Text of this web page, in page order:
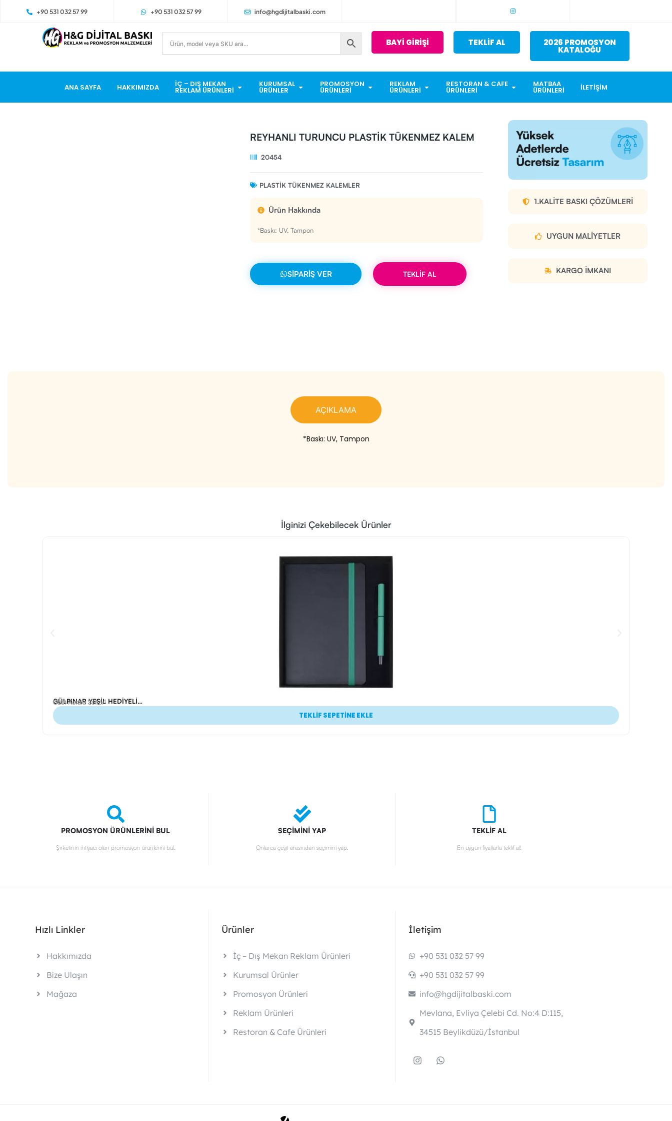
+90 531 032 57 99 +90 531 032 57 99 info@hgdijitalbaski.com
BAYİ GİRİŞİ TEKLİF AL 2026 PROMOSYON
KATALOĞU
ANA SAYFA HAKKIMIZDA İÇ – DIŞ MEKAN
REKLAM ÜRÜNLERI
KURUMSAL
ÜRÜNLER
PROMOSYON
ÜRÜNLERI
REKLAM
ÜRÜNLERI
RESTORAN & CAFE
ÜRÜNLERI
MATBAA
ÜRÜNLERI İLETIŞIM
REYHANLI TURUNCU PLASTİK TÜKENMEZ KALEM
20454
PLASTIK TÜKENMEZ KALEMLER
Ürün Hakkında
*Baskı: UV, Tampon
SIPARIŞ VER TEKLİF AL
1.KALITE BASKI ÇÖZÜMLERI
UYGUN MALIYETLER
KARGO IMKANI
AÇIKLAMA
*Baskı: UV, Tampon
İlginizi Çekebilecek Ürünler
GÜLPINAR YEŞİL HEDİYELİK SET
Ürün Kodu: 23644
Özel Kutulu Setler
TEKLİF SEPETİNE EKLE
PROMOSYON ÜRÜNLERİNİ BUL
Şirketinin ihtiyacı olan promosyon ürünlerini bul.
SEÇİMİNİ YAP
Onlarca çeşit arasından seçimini yap.
TEKLİF AL
En uygun fiyatlarla teklif al!
Hızlı Linkler
Hakkımızda
Bize Ulaşın
Mağaza
Ürünler
İç – Dış Mekan Reklam Ürünleri
Kurumsal Ürünler
Promosyon Ürünleri
Reklam Ürünleri
Restoran & Cafe Ürünleri
İletişim
+90 531 032 57 99
+90 531 032 57 99
info@hgdijitalbaski.com
Mevlana, Evliya Çelebi Cd. No:4 D:115,
34515 Beylikdüzü/İstanbul